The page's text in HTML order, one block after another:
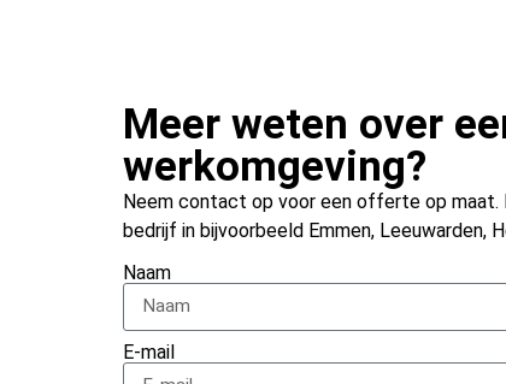
Meer weten over
werkomgeving?
Neem contact op voor een offerte op maat.
bedrijf in bijvoorbeeld Emmen, Leeuwarden,
Naam
E-mail